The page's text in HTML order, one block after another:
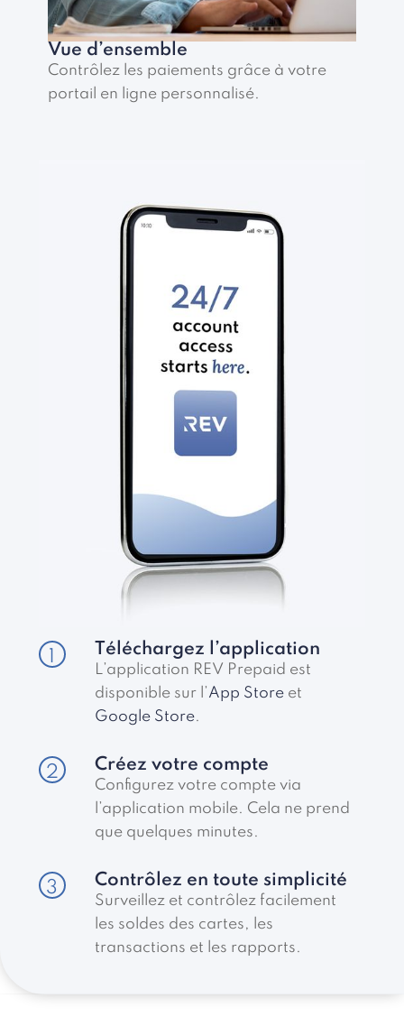
Vue d’ensemble
Contrôlez les paiements grâce à votre
portail en ligne personnalisé.
1 Téléchargez l’application
L’application REV Prepaid est
disponible sur l’App Store et
Google Store.
2 Créez votre compte
Configurez votre compte via
l’application mobile. Cela ne prend
que quelques minutes.
3 Contrôlez en toute simplicité
Surveillez et contrôlez facilement
les soldes des cartes, les
transactions et les rapports.